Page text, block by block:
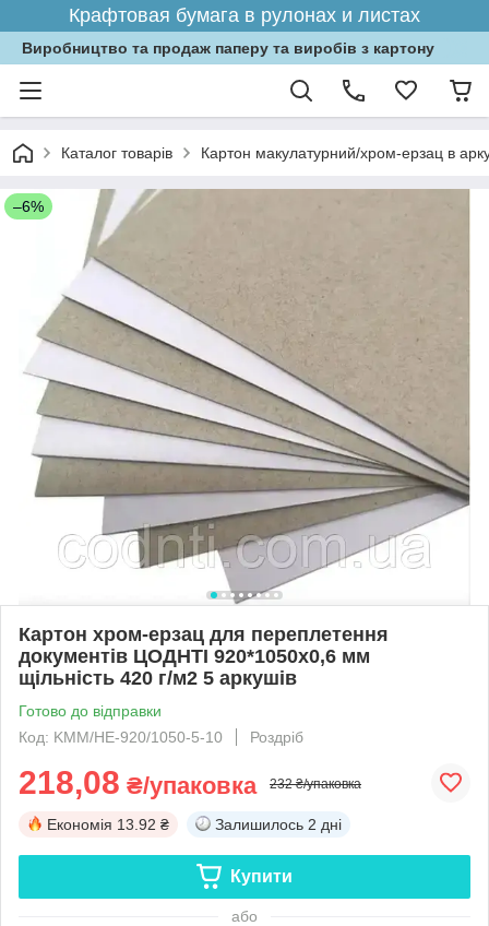
Крафтовая бумага в рулонах и листах
Виробництво та продаж паперу та виробів з картону
Каталог товарів Картон макулатурний/хром-ерзац в
–6%
Картон хром-ерзац для переплетення
документів ЦОДНТІ 920*1050x0,6 мм
щільність 420 г/м2 5 аркушів
Готово до відправки
Код: KMM/HE-920/1050-5-10
Роздріб
218,08 ₴/упаковка 232 ₴/упаковка
Економія 13.92 ₴ Залишилось 2 дні
Купити
або